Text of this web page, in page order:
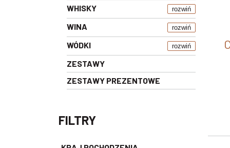
WHISKY
rozwiń
WINA rozwiń
WÓDKI rozwiń
ZESTAWY
ZESTAWY PREZENTOWE
FILTRY